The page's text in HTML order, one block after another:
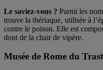
Le saviez-vous ? Parmi les
trouve la thériaque, utilisée à
contre le poison. Elle est
dont de la chair de vipère.
Musée de Rome du